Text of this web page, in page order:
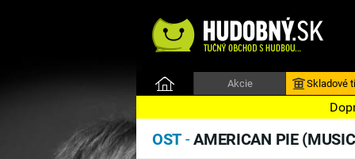
Akcie Skladové
OST -AMERICAN PIE